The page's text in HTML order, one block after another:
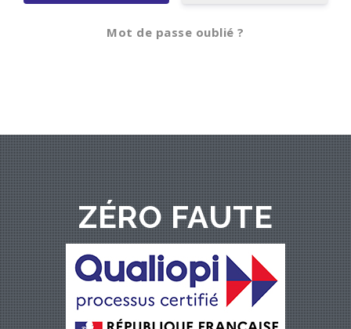
Mot de passe oublié ?
ZÉRO FAUTE